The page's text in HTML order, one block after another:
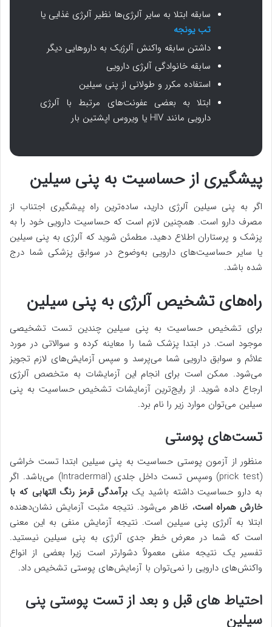
سابقه ابتلا به سایر آلرژی‌ها نظیر آلرژی غذایی یا
تب یونجه
داشتن سابقه واکنش آلرژیک به داروهایی دیگر
سابقه خانوادگی آلرژی دارویی
استفاده مکرر و طولانی از پنی سیلین
ابتلا به بعضی عفونت‌های مرتبط با آلرژی
دارویی مانند HIV یا ویروس اپشتین بار
پیشگیری از حساسیت به پنی سیلین
اگر به پنی سیلین آلرژی دارید، ساده‌ترین راه پیشگیری اجتناب از
مصرف دارو است. همچنین لازم است که حساسیت دارویی خود را به
پزشک و پرستاران اطلاع دهید. مطمئن شوید که آلرژی به پنی سیلین
یا سایر حساسیت‌های دارویی به‌وضوح در سوابق پزشکی شما درج‌
شده باشد.
راه‌های تشخیص آلرژی به پنی سیلین
برای تشخیص حساسیت به پنی سیلین چندین تست تشخیصی
موجود است. در ابتدا پزشک شما را معاینه کرده و سوالاتی در مورد
علائم و سوابق دارویی شما می‌پرسد و سپس آزمایش‌های لازم تجویز
می‌شود. ممکن است برای انجام این آزمایشات به متخصص آلرژی
ارجاع داده شوید. از رایج‌ترین آزمایشات تشخیص حساسیت به پنی
سیلین می‌توان موارد زیر را نام برد.
تست‌های پوستی
منظور از آزمون پوستي حساسيت به پني سيلين ابتدا تست خراشي
(prick test) وسپس تست داخل جلدي (Intradermal) می‌باشد. اگر
به دارو حساسیت داشته باشید یک برآمدگی قرمز رنگ التهابی که با
خارش همراه است، ظاهر می‌شود. نتیجه مثبت آزمایش نشان‌دهنده
ابتلا به آلرژی پنی سیلین است. نتیجه آزمایش منفی به این معنی
است که شما در معرض خطر جدی آلرژی به پنی سیلین نیستید.
تفسیر یک نتیجه منفی معمولاً دشوارتر است زیرا بعضی از انواع
واکنش‌های دارویی را نمی‌توان با آزمایش‌های پوستی تشخیص داد.
ﺍﺣﺘﻴﺎﻁ ﻫﺎی ﻗﺒﻞ ﻭ ﺑﻌﺪ ﺍﺯ تست ﭘﻮستی پنی
ﺳﻴﻠﻴﻦ